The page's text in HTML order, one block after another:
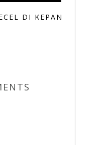
DI KEPANJEN